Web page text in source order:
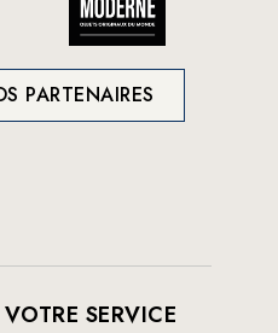
PARTENAIRES
SERVICE